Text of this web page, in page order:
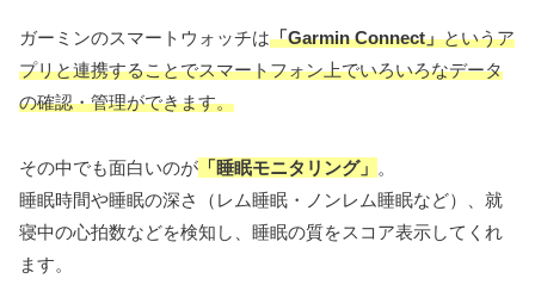
ガーミンのスマートウォッチは「Garmin Connect」というア
プリと連携することでスマートフォン上でいろいろなデータ
の確認・管理ができます。
その中でも面白いのが 「睡眠モニタリング」 。
睡眠時間や睡眠の深さ（レム睡眠・ノンレム睡眠など）、就
寝中の心拍数などを検知し、睡眠の質をスコア表示してくれ
ます。